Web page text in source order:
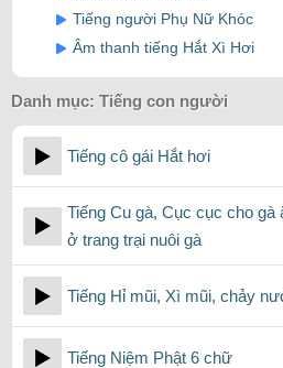
Tiếng người Phụ Nữ Khóc
Âm thanh tiếng Hắt Xì Hơi
Danh mục: Tiếng con người
Tiếng cô gái Hắt hơi
Tiếng Cu gà, Cục cục cho
ở trang trại nuôi gà
Tiếng Hỉ mũi, Xì mũi, chảy
Tiếng Niệm Phật 6 chữ